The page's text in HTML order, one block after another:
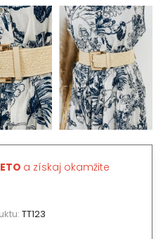
a získaj okamžite
TT123